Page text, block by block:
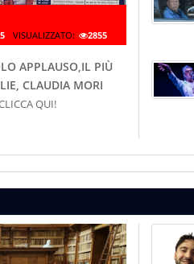
VISUALIZZATO: 2855
APPLAUSO,IL PIÙ
CLAUDIA MORI
QUI!